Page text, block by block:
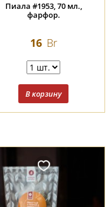
Пиала #1953, 70 мл.,
фарфор.
16 Br